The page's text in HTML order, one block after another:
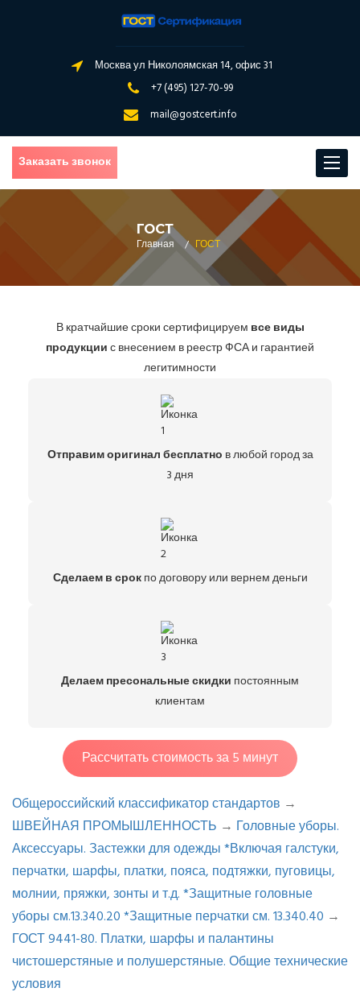
Москва ул Николоямская 14, офис 31
+7 (495) 127-70-99
mail@gostcert.info
Toggle
Заказать звонок
ГОСТ
Главная / ГОСТ
В кратчайшие сроки сертифицируем все виды
продукциис внесением в реестр ФСА и гарантией
легитимности
Отправим оригинал бесплатно в любой город за
3 дня
Сделаем в срокпо договору или вернем деньги
Делаем пресональные скидки постоянным
клиентам
Рассчитать стоимость за 5 минут
Общероссийский классификатор стандартов →
ШВЕЙНАЯ ПРОМЫШЛЕННОСТЬ → Головные уборы.
Аксессуары. Застежки для одежды *Включая галстуки,
перчатки, шарфы, платки, пояса, подтяжки, пуговицы,
молнии, пряжки, зонты и т.д. *Защитные головные
уборы см.13.340.20 *Защитные перчатки см. 13.340.40 →
ГОСТ 9441-80. Платки, шарфы и палантины
чистошерстяные и полушерстяные. Общие технические
условия